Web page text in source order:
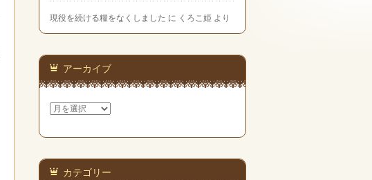
現役を続ける糧をなくしました に くろこ姫 より
アーカイブ
ア
ー
イ
カテゴリー